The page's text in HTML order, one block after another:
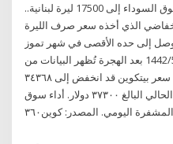
23‏‏/5‏‏/1442 بعد الهجرة دولار السوق السوداء إلى 17500 ليرة لبنانية..
الذي أخذه سعر صرف الليرة
الدولار منذ آب العام 2019 وصل إلى حده الأقصى في شهر تموز
2020 ملامساً عتبة الـ10 آلاف 7‏‏/5‏‏/1442 بعد الهجرة تُظهر البيانات من
أسواق كوينتيليغراف وتريدينغ فيو أن سعر بيتكوين قد انخفض إلى ٣٤٣٦٨
دولارًا قبل أن يرتد إلى سعره الحالي البالغ ٣٧٣٠٠ دولار. أداء سوق
اليومي. المصدر: كوين٣٦٠